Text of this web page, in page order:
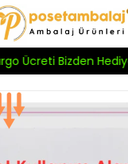
Ücreti Bizden Hediye